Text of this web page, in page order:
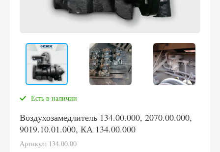
Есть в наличии
Воздухозамедлитель 134.00.000, 2070.00.000,
9019.10.01.000, КА 134.00.000
Артикул: 134.00.00